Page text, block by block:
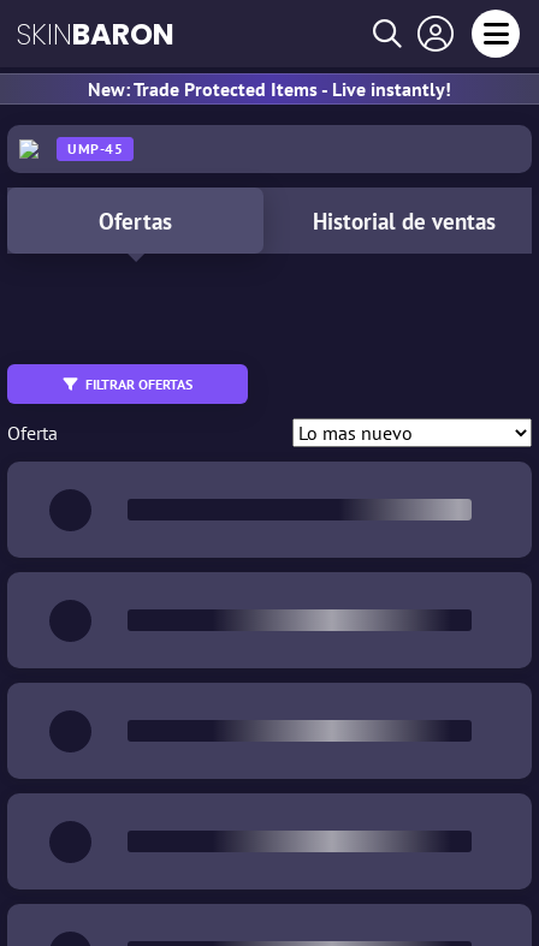
SKINBARON
New: Trade Protected Items - Live instantly!
UMP-45
Ofertas Historial de ventas
FILTRAR OFERTAS
StatTrak™
Desgaste
Precio
€ €
Oferta